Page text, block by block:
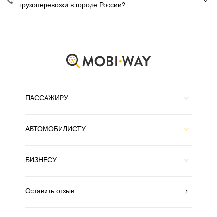
грузоперевозки в городе России?
ПАССАЖИРУ
АВТОМОБИЛИСТУ
БИЗНЕСУ
Оставить отзыв